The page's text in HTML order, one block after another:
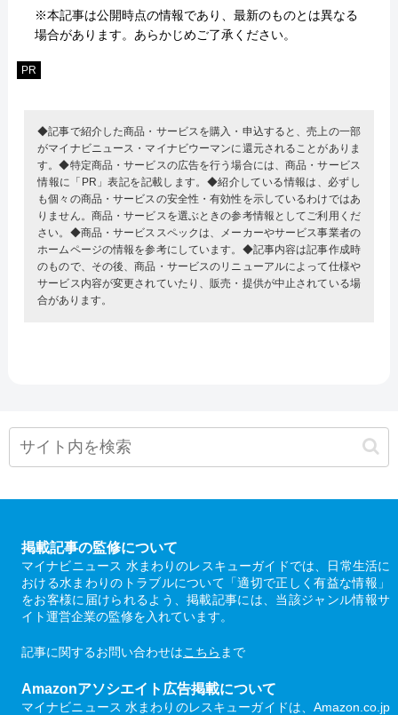
※本記事は公開時点の情報であり、最新のものとは異なる
場合があります。あらかじめご了承ください。
PR
◆記事で紹介した商品・サービスを購入・申込すると、売上の一部
がマイナビニュース・マイナビウーマンに還元されることがありま
す。◆特定商品・サービスの広告を行う場合には、商品・サービス
情報に「PR」表記を記載します。◆紹介している情報は、必ずし
も個々の商品・サービスの安全性・有効性を示しているわけではあ
りません。商品・サービスを選ぶときの参考情報としてご利用くだ
さい。◆商品・サービススペックは、メーカーやサービス事業者の
ホームページの情報を参考にしています。◆記事内容は記事作成時
のもので、その後、商品・サービスのリニューアルによって仕様や
サービス内容が変更されていたり、販売・提供が中止されている場
合があります。
掲載記事の監修について
マイナビニュース 水まわりのレスキューガイドでは、日常生活に
おける水まわりのトラブルについて「適切で正しく有益な情報」
をお客様に届けられるよう、掲載記事には、当該ジャンル情報サ
イト運営企業の監修を入れています。
記事に関するお問い合わせはこちら まで
Amazonアソシエイト広告掲載について
マイナビニュース 水まわりのレスキューガイドは、Amazon.co.jp